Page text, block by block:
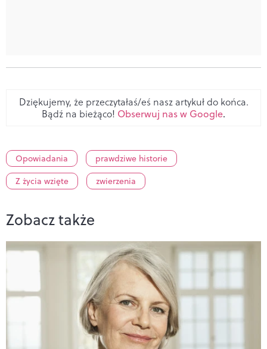
Dziękujemy, że przeczytałaś/eś nasz artykuł do końca.
Bądź na bieżąco! Obserwuj nas w Google.
Opowiadania
prawdziwe historie
Z życia wzięte
zwierzenia
Zobacz także